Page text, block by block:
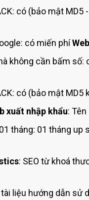
có (bảo mật MD5
có miến phí
không cần bấm
có (bảo mật
xuất nhập khẩu:
tháng: 01 tháng
: SEO từ khoá
tài liệu hướng dẫn sử